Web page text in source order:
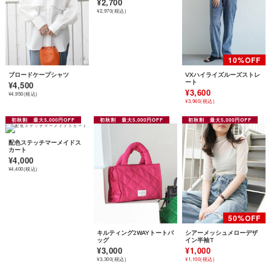
ブロードケープシャツ
¥4,500
¥4,950(税込)
¥2,970(税込)
VXハイライズルーズストレ
ート
¥3,600
¥3,960(税込)
配色ステッチマーメイドス
カート
¥4,000
¥4,400(税込)
キルティング2WAYトートバ
ッグ
¥3,000
¥3,300(税込)
シアーメッシュメローデザ
イン半袖T
¥1,000
¥1,100(税込)